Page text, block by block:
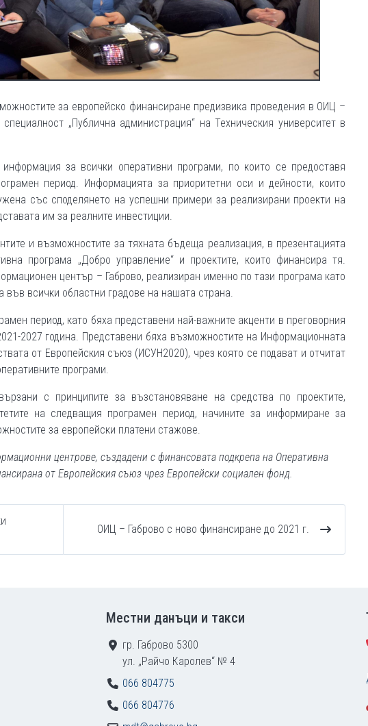
за европейско финансиране предизвика проведения в ОИЦ –
„Публична администрация“ на Техническия университет в
информация за всички оперативни програми, по които се предоставя
период. Информацията за приоритетни оси и дейности, които
със споделянето на успешни примери за реализирани проекти на
им за реалните инвестиции.
и възможностите за тяхната бъдеща реализация, в презентацията
програма „Добро управление“ и проектите, които финансира тя.
център – Габрово, реализиран именно по тази програма като
всички областни градове на нашата страна.
период, като бяха представени най-важните акценти в преговорния
2027 година. Представени бяха възможностите на Информационната
от Европейския съюз (ИСУН2020), чрез която се подават и отчитат
програми.
с принципите за възстановяване на средства по проектите,
на следващия програмен период, начините за информиране за
за европейски платени стажове.
центрове, създадени с финансовата подкрепа на Оперативна
от Европейския съюз чрез Европейски социален фонд.
ОИЦ – Габрово с ново финансиране до 2021 г.
Местни данъци и такси
гр. Габрово 5300
ул. „Райчо Каролев“ № 4
066 804775
066 804776